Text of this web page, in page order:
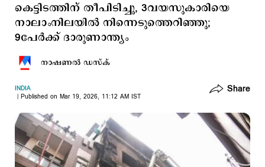
കെട്ടിടത്തിന് തീപിടിച്ചു, 3വയസുകാരിയെ
നാലാംനിലയില്‍ നിന്നെടുത്തെറിഞ്ഞു;
9പേര്‍ക്ക് ദാരുണാന്ത്യം
നാഷണല്‍ ഡസ്ക്
INDIA
Published on Mar 19, 2026, 11:12 AM IST
Share